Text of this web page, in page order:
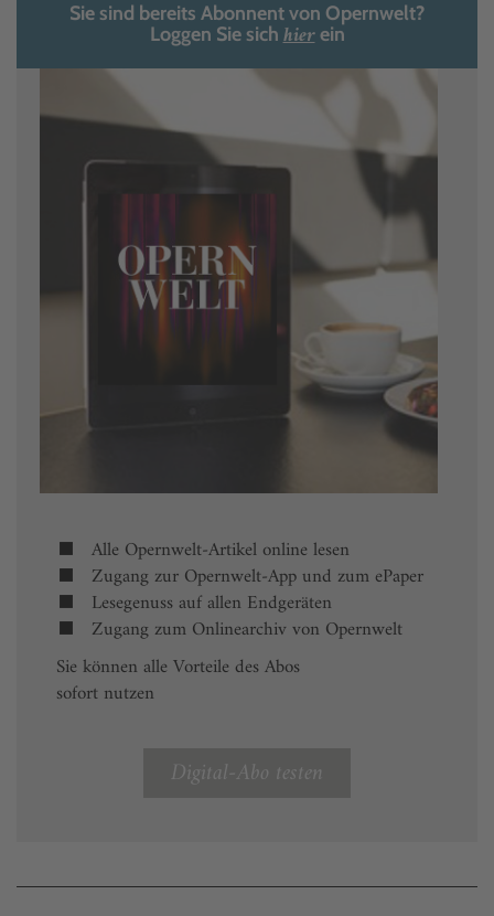
Sie sind bereits Abonnent von Opernwelt?
Loggen Sie sich hierein
Alle Opernwelt-Artikel online lesen
Zugang zur Opernwelt-App und zum ePaper
Lesegenuss auf allen Endgeräten
Zugang zum Onlinearchiv von Opernwelt
Sie können alle Vorteile des Abos
sofort nutzen
Digital-Abo testen